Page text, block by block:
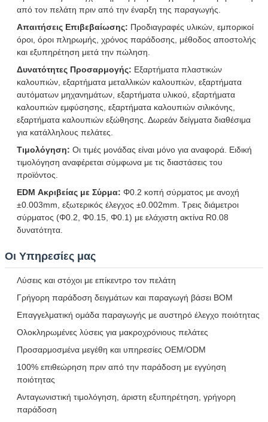
Αφήστε ένα μήνυμα
We bellen je snel terug!
υποβολή
από τον πελάτη πριν από την έναρξη της παραγωγής.
Απαιτήσεις Επιβεβαίωσης: Προδιαγραφές υλικών, εμπορικοί
όροι, όροι πληρωμής, χρόνος παράδοσης, μέθοδος αποστολής
και εξυπηρέτηση μετά την πώληση.
Δυνατότητες Προσαρμογής: Εξαρτήματα πλαστικών
καλουπιών, εξαρτήματα μεταλλικών καλουπιών, εξαρτήματα
αυτόματων μηχανημάτων, εξαρτήματα υλικού, εξαρτήματα
καλουπιών εμφύσησης, εξαρτήματα καλουπιών σιλικόνης,
εξαρτήματα καλουπιών εξώθησης. Δωρεάν δείγματα διαθέσιμα
για κατάλληλους πελάτες.
Τιμολόγηση: Οι τιμές μονάδας είναι μόνο για αναφορά. Ειδική
τιμολόγηση αναφέρεται σύμφωνα με τις διαστάσεις του
προϊόντος.
EDM Ακριβείας με Σύρμα: Φ0.2 κοπή σύρματος με ανοχή
±0.003mm, εξωτερικός έλεγχος ±0.002mm. Τρεις διάμετροι
σύρματος (Φ0.2, Φ0.15, Φ0.1) με ελάχιστη ακτίνα R0.08
δυνατότητα.
Οι Υπηρεσίες μας
Λύσεις και στόχοι με επίκεντρο τον πελάτη
Γρήγορη παράδοση δειγμάτων και παραγωγή βάσει BOM
Επαγγελματική ομάδα παραγωγής με αυστηρό έλεγχο ποιότητας
Ολοκληρωμένες λύσεις για μακροχρόνιους πελάτες
Προσαρμοσμένα μεγέθη και υπηρεσίες OEM/ODM
100% επιθεώρηση πριν από την παράδοση με εγγύηση
ποιότητας
Ανταγωνιστική τιμολόγηση, άριστη εξυπηρέτηση, γρήγορη
παράδοση